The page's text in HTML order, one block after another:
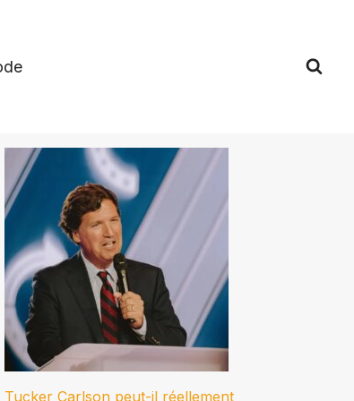
Tucker Carlson peut-il réellement